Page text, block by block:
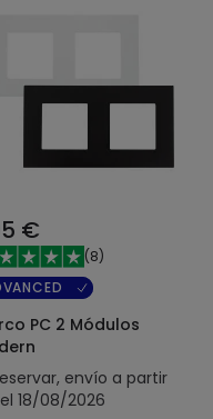
€
(8)
PC 2 Módulos
envío a partir
18/08/2026